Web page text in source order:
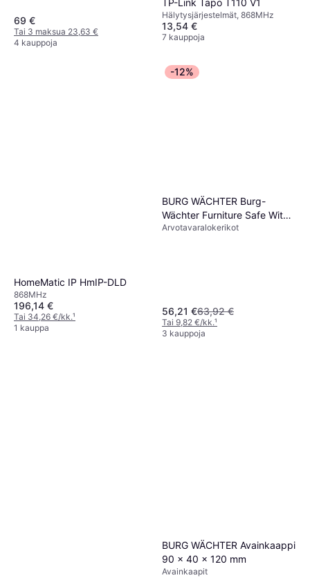
69 €
Tai 3 maksua 23,63 €
4 kauppoja
Hälytysjärjestelmät, 868MHz
13,54 €
7 kauppoja
HomeMatic IP HmIP-DLD
868MHz
196,14 €
Tai 34,26 €/kk.¹
1 kauppa
-12%
BURG WÄCHTER Burg-
Wächter Furniture Safe With
Key 5.2 L 3.3 Kg
Arvotavaralokerikot
56,21 €63,92 €
Tai 9,82 €/kk.¹
3 kauppoja
BURG WÄCHTER Avainkaappi
90 x 40 x 120 mm
Avainkaapit